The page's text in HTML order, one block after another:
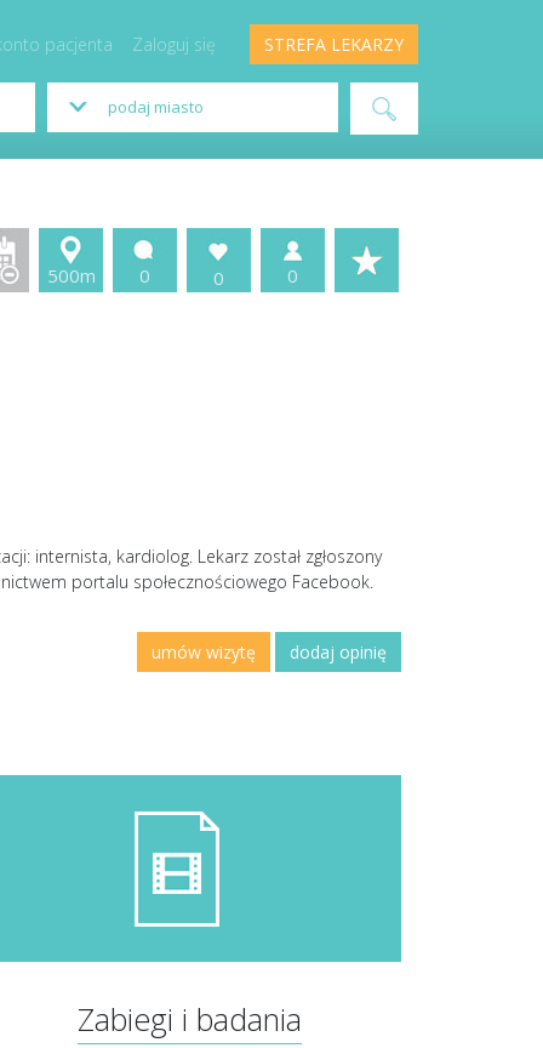
pacjenta Zaloguj się STREFA LEKARZY
500m 0 0 0
internista, kardiolog. Lekarz został zgłoszony
portalu społecznościowego Facebook.
umów wizytę dodaj opinię
Zabiegi i badania